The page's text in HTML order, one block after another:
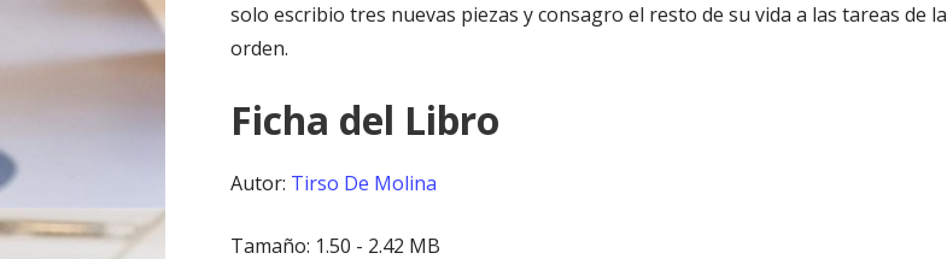
solo escribio tres nuevas piezas y consagro el resto de su vida a las tareas de la
orden.
Ficha del Libro
Autor: Tirso De Molina
Tamaño: 1.50 - 2.42 MB